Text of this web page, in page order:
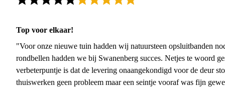
Top voor elkaar!
"Voor onze nieuwe tuin hadden wij natuursteen opsluitbanden
rondbellen hadden we bij Swanenberg succes. Netjes te woord
verbeterpuntje is dat de levering onaangekondigd voor de deur
thuiswerken geen probleem maar een seintje vooraf was fijn